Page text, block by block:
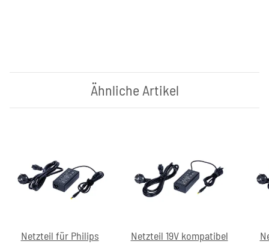
Ähnliche Artikel
Netzteil für Philips
Netzteil 19V kompatibel